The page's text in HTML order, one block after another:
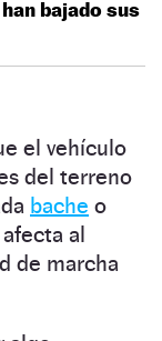
bajado sus
el vehículo
del terreno
bache o
al
de marcha